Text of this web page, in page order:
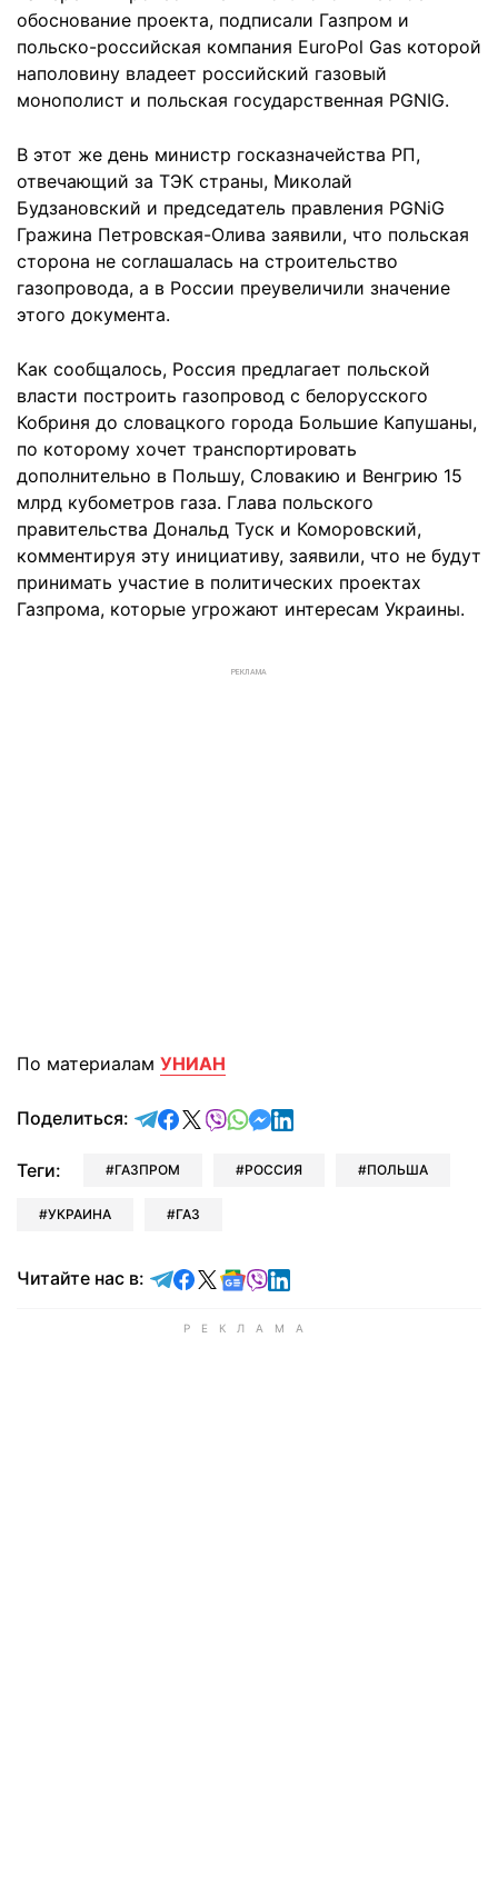
обоснование проекта, подписали Газпром и
польско-российская компания EuroPol Gas которой
наполовину владеет российский газовый
монополист и польская государственная PGNIG.
В этот же день министр госказначейства РП,
отвечающий за ТЭК страны, Миколай
Будзановский и председатель правления PGNiG
Гражина Петровская-Олива заявили, что польская
сторона не соглашалась на строительство
газопровода, а в России преувеличили значение
этого документа.
Как сообщалось, Россия предлагает польской
власти построить газопровод с белорусского
Кобриня до словацкого города Большие Капушаны,
по которому хочет транспортировать
дополнительно в Польшу, Словакию и Венгрию 15
млрд кубометров газа. Глава польского
правительства Дональд Туск и Коморовский,
комментируя эту инициативу, заявили, что не будут
принимать участие в политических проектах
Газпрома, которые угрожают интересам Украины.
РЕКЛАМА
По материалам УНИАН
Поделиться: отправить в Telegram
поделиться в Facebook
поделиться в X
отправить в Viber
отправить в Whatsapp
отправить в Messenger
отправить в LinkedIn
Теги: ГАЗПРОМ РОССИЯ ПОЛЬША
УКРАИНА ГАЗ
Читайте нас в: Читайте в Telegram
Читайте в Facebook
Читайте в X
Читайте в Google news
Читайте в Viber
Читайте в LinkedIn